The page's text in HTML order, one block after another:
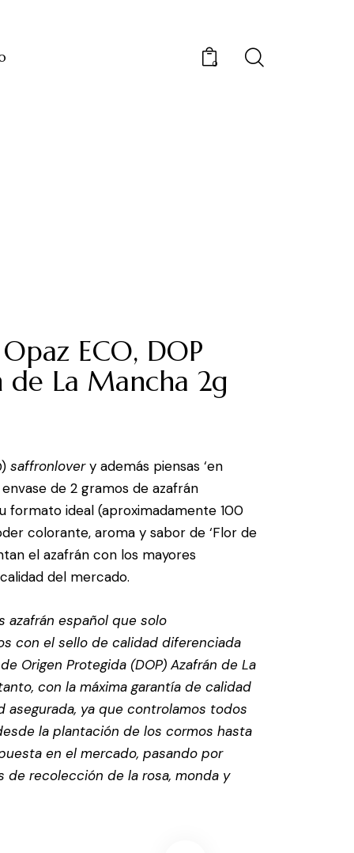
0
ECO, DOP
de La Mancha 2g
saffronlovery además piensas ‘en
de 2 gramos de azafrán
formato ideal (aproximadamente 100
colorante, aroma y sabor de ‘Flor de
el azafrán con los mayores
del mercado.
azafrán español que solo
con el sello de calidad diferenciada
Origen Protegida (DOP) Azafrán de La
con la máxima garantía de calidad
asegurada, ya que controlamos todos
la plantación de los cormos hasta
en el mercado, pasando por
de recolección de la rosa, monda y